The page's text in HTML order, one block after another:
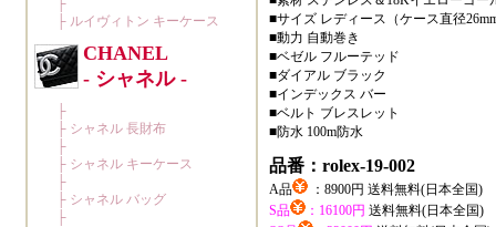
■サイズ レディース（ケース直径
■動力 自動巻き
■ベゼル フルーテッド
■ダイアル ブラック
■インデックス バー
■ベルト ブレスレット
■防水 100m防水
品番：rolex-19-002
A品
：8900円 送料無料(日本全国)
S品
：16100円 送料無料(日本全国)